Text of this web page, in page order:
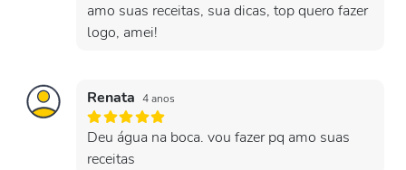
amo suas receitas, sua dicas, top quero fazer
logo, amei!
Renata 4 anos
Deu água na boca. vou fazer pq amo suas
receitas